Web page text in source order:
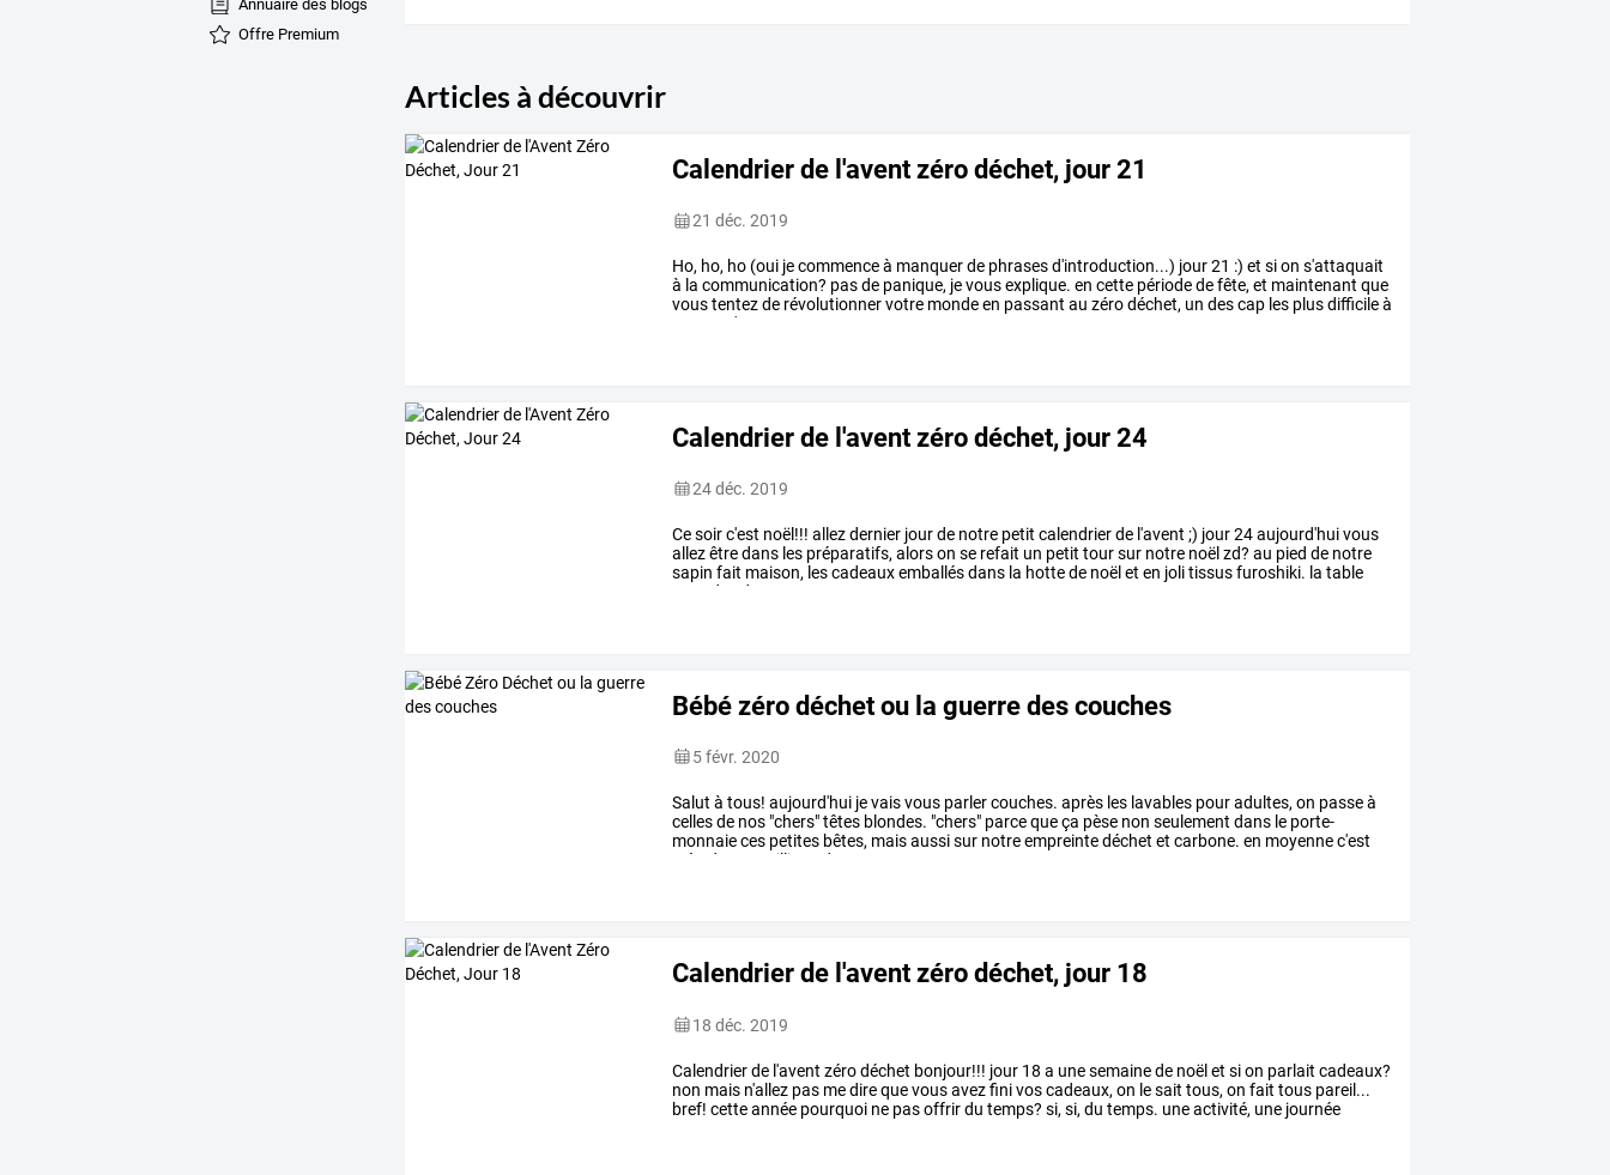
Annuaire des blogs
Offre Premium
Articles à découvrir
Calendrier de l'avent zéro déchet, jour 21
21 déc. 2019
Ho, ho, ho (oui jecommenceà manquerde phrasesd'introduction...) jour21 :) et sion s'attaquait
à la communication? pasde panique, jevousexplique. en cette périodedefête, et maintenant que
voustentezde révolutionnervotre mondeen passant au zérodéchet, un descap les plusdifficileà
n'est
Calendrier de l'avent zéro déchet, jour 24
24 déc. 2019
Cesoirc'est noël!!! allezdernier jourde notre petit calendrierde l'avent ;) jour24aujourd'huivous
allezêtredans les préparatifs, alorson se refait un petit toursur notre noël zd? au pied de notre
sapin fait maison, lescadeauxemballésdans la hottede noël et en jolitissusfuroshiki. la table
des decos
Bébé zéro déchet ou la guerre des couches
5 févr. 2020
Salut à tous! aujourd'hui jevaisvous parlercouches. après les lavables pouradultes, on passeà
cellesde nos "chers"têtes blondes. "chers" parcequeça pèse non seulement dans le porte-
monnaieces petites bêtes, maisaussisur notreempreintedéchet et carbone. en moyennec'est
près
de millions de
Calendrier de l'avent zéro déchet, jour 18
18 déc. 2019
Calendrierde l'avent zérodéchet bonjour!!! jour 18 a unesemainede noël et sion parlait cadeaux?
non mais n'allez pas medirequevousavezfinivoscadeaux, on lesait tous, on fait tous pareil...
bref! cetteannée pourquoi ne pasoffrirdu temps? si, si, du temps. uneactivité, une journée